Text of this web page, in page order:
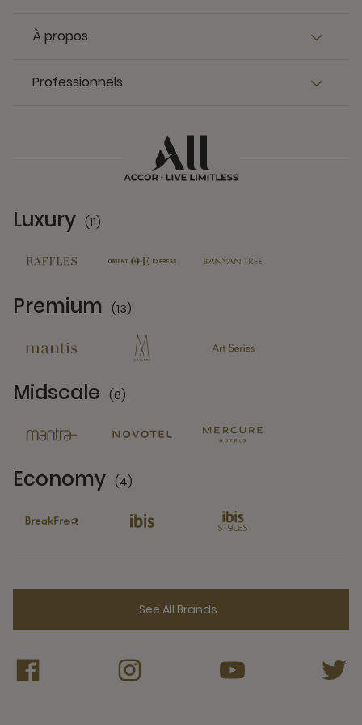
À propos
Professionnels
Luxury (11)
Premium (13)
Midscale (6)
Economy (4)
See All Brands